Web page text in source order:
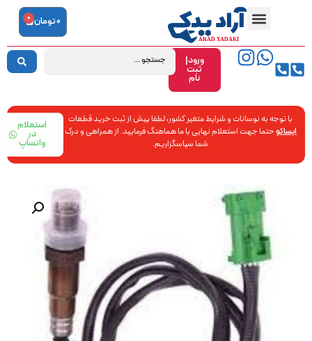
ورود|
ثبت
نام
0تومان 0
با توجه به نوسانات و شرایط متغیر کشور، لطفا پیش از ثبت خرید قطعات
ایساکوحتما جهت استعلام نهایی با ما هماهنگ فرمایید. از همراهی و درک
شما سپاسگزاریم.
استعلام
در
واتساپ